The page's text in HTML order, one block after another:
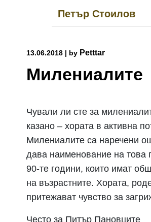
Петър Стоилов
13.06.2018 | by Petttar
Милениалите
Чували ли сте за
казано – хората в активна
Милениалите са наречени
дава наименование на това
90-те години, които имат
на възрастните. Хората,
притежават чувство за
Често за Питър Пановците